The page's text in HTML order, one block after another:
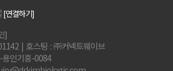
[연결하기]
]
| 호스팅 : ㈜커넥트웨이브
용인기흥-0084